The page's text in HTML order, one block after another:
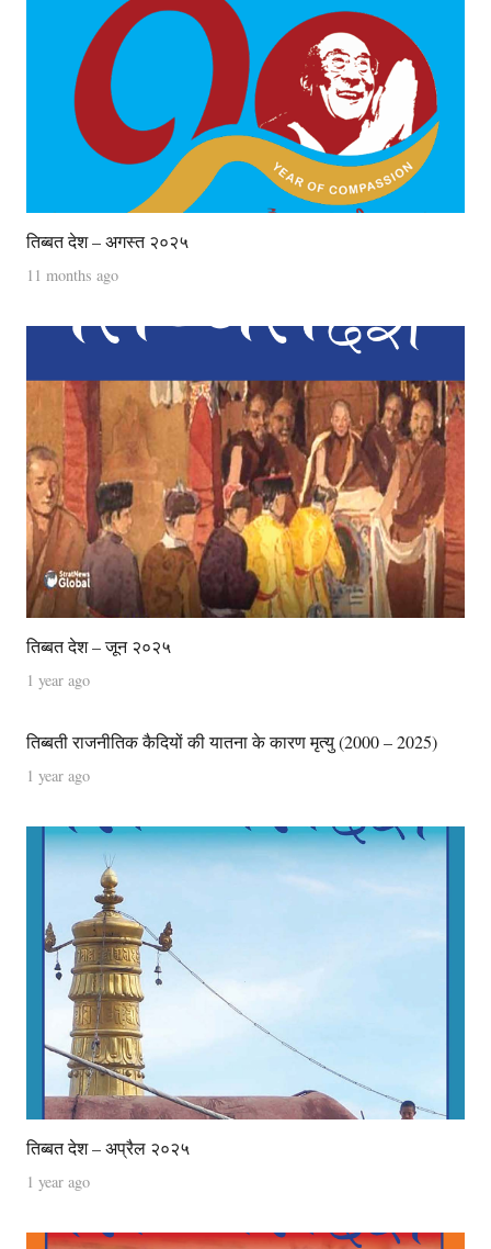
तिब्बत देश – अगस्त २०२५
11 months ago
तिब्बत देश – जून २०२५
1 year ago
तिब्बती राजनीतिक कैदियों की यातना के कारण मृत्यु (2000 – 2025)
1 year ago
तिब्बत देश – अप्रैल २०२५
1 year ago